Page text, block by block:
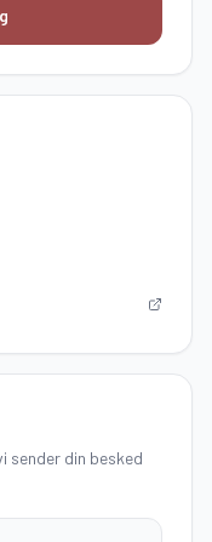
sender din besked